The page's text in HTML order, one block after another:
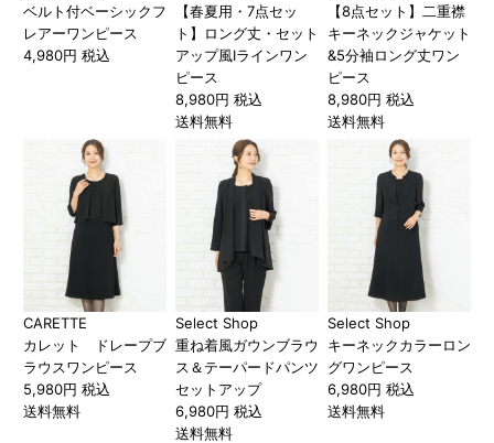
ベルト付ベーシックフ
レアーワンピース
4,980円 税込
【春夏用・7点セッ
ト】ロング丈・セット
アップ風Iラインワン
ピース
8,980円 税込
送料無料
【8点セット】二重襟
キーネックジャケット
&5分袖ロング丈ワン
ピース
8,980円 税込
送料無料
CARETTE
カレット ドレープブ
ラウスワンピース
5,980円 税込
送料無料
Select Shop
重ね着風ガウンブラウ
ス＆テーパードパンツ
セットアップ
6,980円 税込
送料無料
Select Shop
キーネックカラーロン
グワンピース
6,980円 税込
送料無料